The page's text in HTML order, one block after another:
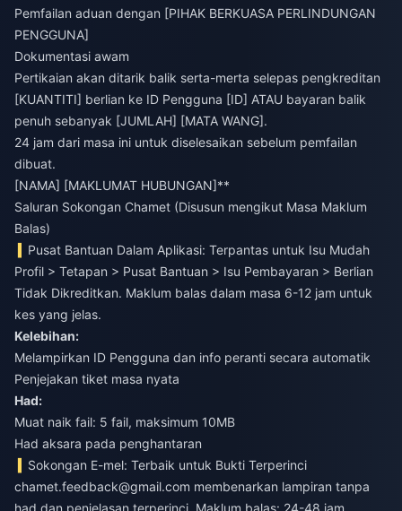
Pemfailan aduan dengan [PIHAK BERKUASA PERLINDUNGAN
PENGGUNA]
Dokumentasi awam
Pertikaian akan ditarik balik serta-merta selepas pengkreditan
[KUANTITI] berlian ke ID Pengguna [ID] ATAU bayaran balik
penuh sebanyak [JUMLAH] [MATA WANG].
24 jam dari masa ini untuk diselesaikan sebelum pemfailan
dibuat.
[NAMA] [MAKLUMAT HUBUNGAN]**
Saluran Sokongan Chamet (Disusun mengikut Masa Maklum
Balas)
Pusat Bantuan Dalam Aplikasi: Terpantas untuk Isu Mudah
Profil > Tetapan > Pusat Bantuan > Isu Pembayaran > Berlian
Tidak Dikreditkan. Maklum balas dalam masa 6-12 jam untuk
kes yang jelas.
Kelebihan:
Melampirkan ID Pengguna dan info peranti secara automatik
Penjejakan tiket masa nyata
Had:
Muat naik fail: 5 fail, maksimum 10MB
Had aksara pada penghantaran
Sokongan E-mel: Terbaik untuk Bukti Terperinci
chamet.feedback@gmail.com membenarkan lampiran tanpa
had dan penjelasan terperinci. Maklum balas: 24-48 jam.